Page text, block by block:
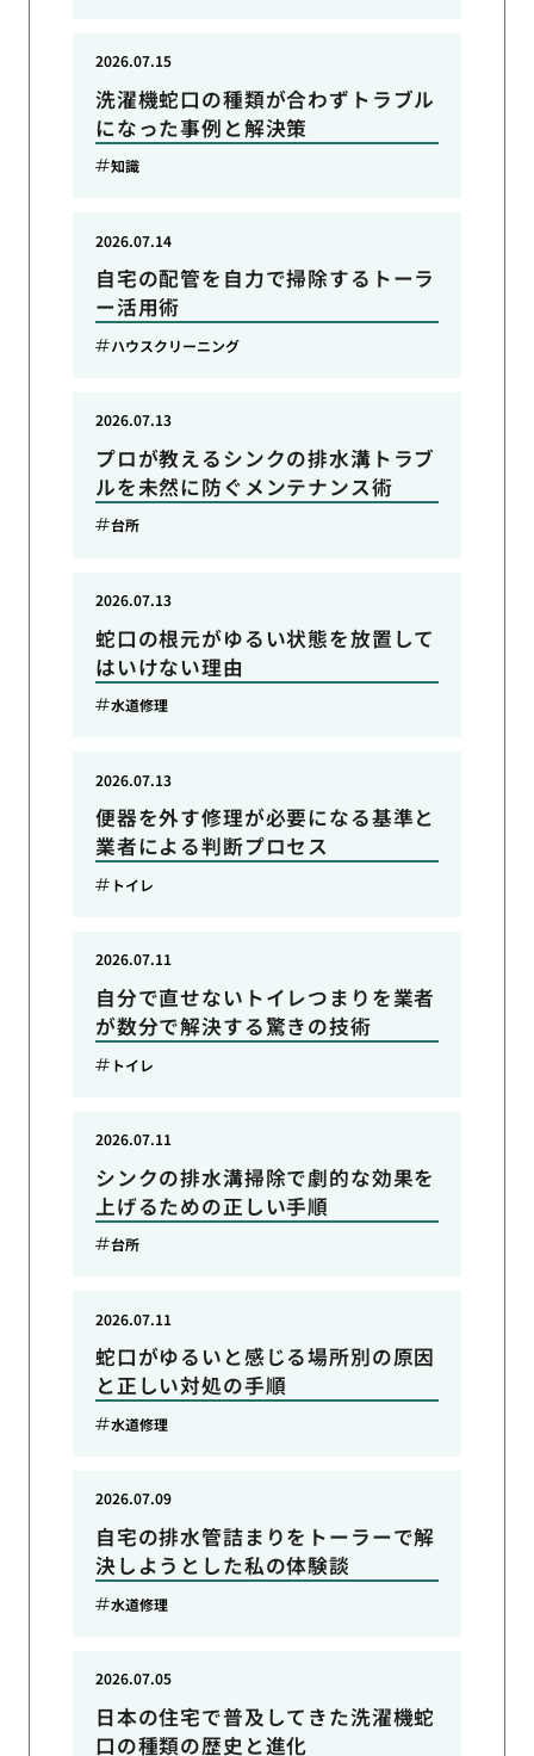
洗濯機蛇口の種類が合わずトラブル
になった事例と解決策
2026.07.15
知識
自宅の配管を自力で掃除するトーラ
ー活用術
2026.07.14
ハウスクリーニング
プロが教えるシンクの排水溝トラブ
ルを未然に防ぐメンテナンス術
2026.07.13
台所
蛇口の根元がゆるい状態を放置して
はいけない理由
2026.07.13
水道修理
便器を外す修理が必要になる基準と
業者による判断プロセス
2026.07.13
トイレ
自分で直せないトイレつまりを業者
が数分で解決する驚きの技術
2026.07.11
トイレ
シンクの排水溝掃除で劇的な効果を
上げるための正しい手順
2026.07.11
台所
蛇口がゆるいと感じる場所別の原因
と正しい対処の手順
2026.07.11
水道修理
自宅の排水管詰まりをトーラーで解
決しようとした私の体験談
2026.07.09
水道修理
日本の住宅で普及してきた洗濯機蛇
口の種類の歴史と進化
2026.07.05